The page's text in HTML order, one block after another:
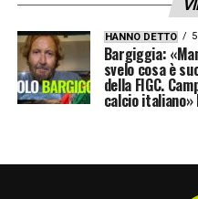
Nonostante l’errore,
un attacco brillante e
lasciando ottime
nuova stagione.
HANNO DETTO
Bargiggia:
svelo cosa è
della FIGC.
calcio italiano»